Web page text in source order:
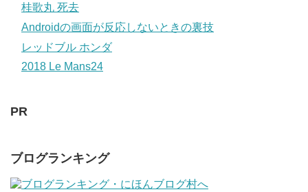
桂歌丸 死去
Androidの画面が反応しないときの裏技
レッドブル ホンダ
2018 Le Mans24
PR
ブログランキング